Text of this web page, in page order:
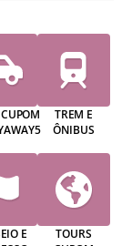
TREM E
ÔNIBUS
E
TOURS